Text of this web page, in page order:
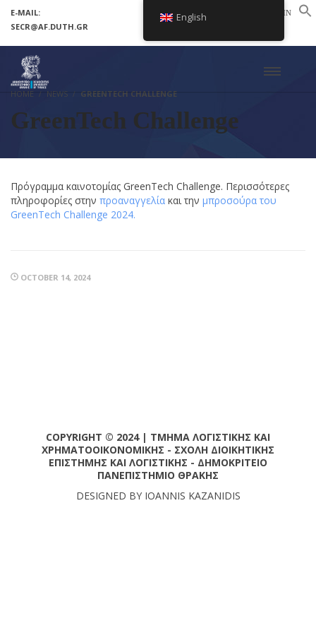
E-MAIL:
SECR@AF.DUTH.GR
LOGIN
HOME NEWS GREENTECH CHALLENGE
GreenTech Challenge
Πρόγραμμα καινοτομίας GreenTech Challenge. Περισσότερες
πληροφορίες στην προαναγγελία και την μπροσούρα του
GreenTech Challenge 2024.
OCTOBER 14, 2024
COPYRIGHT © 2024 | ΤΜΗΜΑ ΛΟΓΙΣΤΙΚΗΣ ΚΑΙ
ΧΡΗΜΑΤΟΟΙΚΟΝΟΜΙΚΗΣ - ΣΧΟΛΗ ΔΙΟΙΚΗΤΙΚΗΣ
ΕΠΙΣΤΗΜΗΣ ΚΑΙ ΛΟΓΙΣΤΙΚΗΣ - ΔΗΜΟΚΡΙΤΕΙΟ
ΠΑΝΕΠΙΣΤΗΜΙΟ ΘΡΑΚΗΣ
DESIGNED BY IOANNIS KAZANIDIS
English